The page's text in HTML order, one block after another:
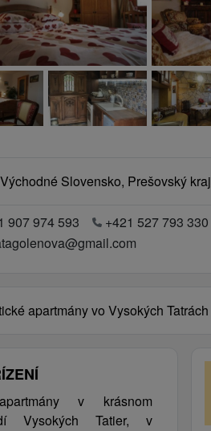
Východné Slovensko, Prešovský
907 974 593
+421 527 793 330
apartmány vo Vysokých Tatrách
v krásnom
Vysokých Tatier, v